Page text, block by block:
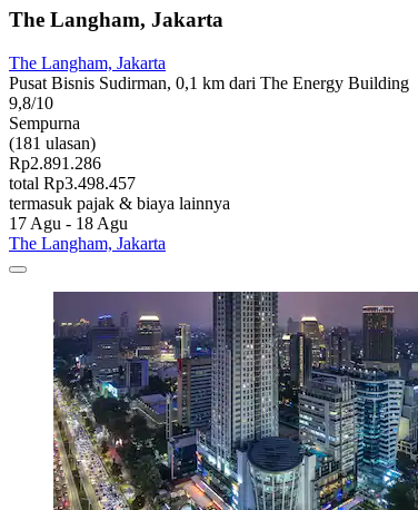
The Langham, Jakarta
The Langham, Jakarta
Pusat Bisnis Sudirman, 0,1 km dari The Energy Building
9,8/10
Sempurna
(181 ulasan)
Rp2.891.286
total Rp3.498.457
termasuk pajak & biaya lainnya
17 Agu - 18 Agu
The Langham, Jakarta